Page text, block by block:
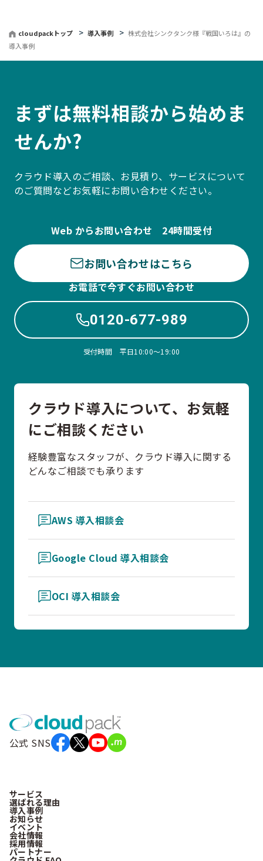
cloudpackトップ 導入事例
株式会社シンクタンク様『戦国いろは』の
導入事例
まずは無料相談から始めま
せんか?
クラウド導入のご相談、お見積り、サービスについて
のご質問などお気軽にお問い合わせください。
Web からお問い合わせ 24時間受付
お問い合わせはこちら
お電話で今すぐお問い合わせ
0120-677-989
受付時間 平日10:00〜19:00
クラウド導入について、お気軽
にご相談ください
経験豊富なスタッフが、クラウド導入に関する
どんなご相談でも承ります
AWS 導入相談会
Google Cloud 導入相談会
OCI 導入相談会
公式 SNS
サービス
選ばれる理由
導入事例
お知らせ
イベント
会社情報
採用情報
パートナー